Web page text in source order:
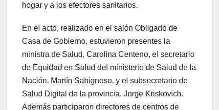
hogar y a los efectores sanitarios.
En el acto, realizado en el salón Obligado de
Casa de Gobierno, estuvieron presentes la
ministra de Salud, Carolina Centeno, el secretario
de Equidad en Salud del ministerio de Salud de la
Nación, Martín Sabignoso, y el subsecretario de
Salud Digital de la provincia, Jorge Kriskovich.
Además participaron directores de centros de